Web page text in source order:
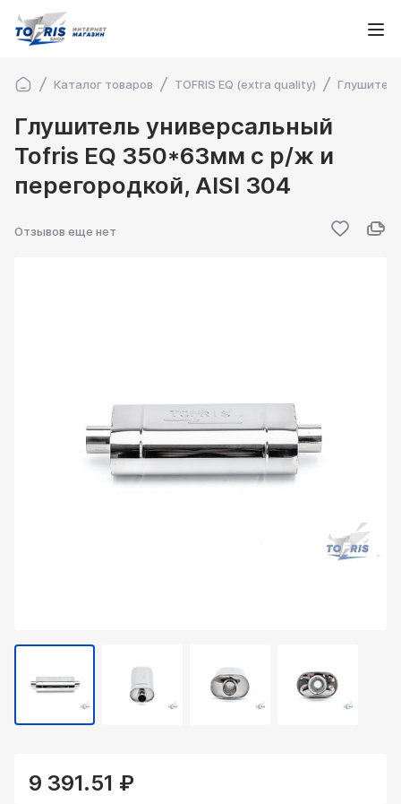
Каталог товаров TOFRIS EQ (extra quality)
Глушитель универсальный
Tofris EQ 350*63мм с р/ж и
перегородкой, AISI 304
Отзывов еще нет
9 391.51 ₽